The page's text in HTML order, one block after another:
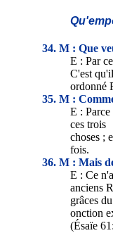
34. M : Que
E : Par
C'est
ordonné
35. M :
E :
ces trois
choses ;
fois.
36. M : Mais
E : Ce
anciens
grâces
onction
(Ésaïe